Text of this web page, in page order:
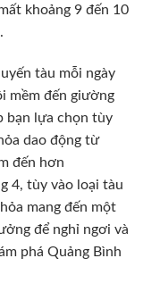
khoảng 9 đến 10
tàu mỗi ngày
mềm đến giường
bạn lựa chọn tùy
dao động từ
đến hơn
4, tùy vào loại tàu
mang đến một
để nghỉ ngơi và
phá Quảng Bình